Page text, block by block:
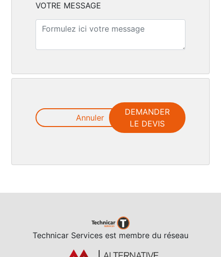
VOTRE MESSAGE
Annuler
DEMANDER
LE DEVIS
Technicar Services est membre du réseau